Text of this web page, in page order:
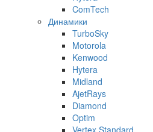
ComTech
Динамики
TurboSky
Motorola
Kenwood
Hytera
Midland
AjetRays
Diamond
Optim
Vertex Standard